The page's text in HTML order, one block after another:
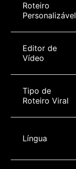
Roteiro
Personalizável
Editor de
Vídeo
Tipo de
Roteiro Viral
Língua